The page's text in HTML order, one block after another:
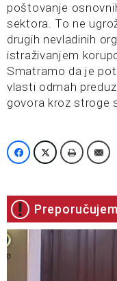
poštovanje
sektora. To ne
drugih nevladinih
istraživanjem
Smatramo da je
vlasti odmah
govora kroz stroge